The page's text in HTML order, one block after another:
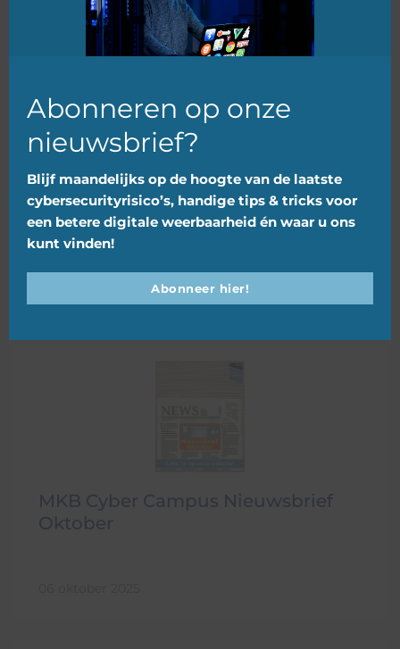
Is uw ICT veilig? 5 risico s die het
tegendeel bewijzen
MKB Cyber Campus Nieuwsbrief
Oktober
Abonneren op onze
nieuwsbrief?
Blijf maandelijks op de hoogte van de laatste
cybersecurityrisico’s, handige tips & tricks voor
een betere digitale weerbaarheid én waar u ons
kunt vinden!
Abonneer hier!